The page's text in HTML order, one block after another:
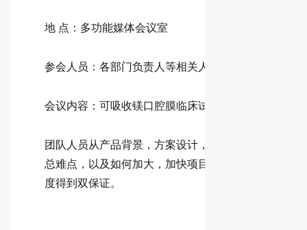
地 点：多功能媒体会议室
参会人员：各部门负责人等相关人员
会议内容：可吸收镁口腔膜临床试验技术研讨会
团队人员从产品背景，方案设计，临床操作，数据管
总难点，以及如何加大，加快项目的完成角度进行分
度得到双保证。